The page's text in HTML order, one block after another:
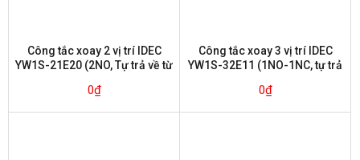
Công tắc xoay 2 vị trí IDEC
YW1S-21E20 (2NO, Tự trả về từ
0₫
Công tắc xoay 3 vị trí IDEC
YW1S-32E11 (1NO-1NC, tự trả
0₫